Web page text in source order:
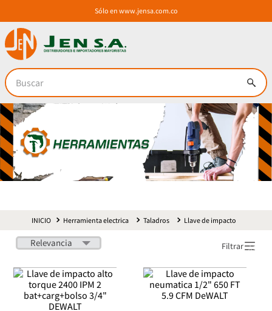
Sólo en www.jensa.com.co
Buscar
Herramienta electrica Taladros Llave de impacto
Relevancia Filtrar